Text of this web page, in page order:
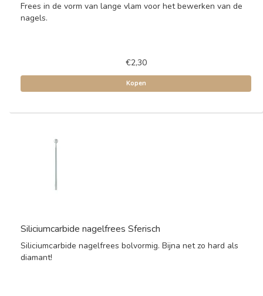
Frees in de vorm van lange vlam voor het bewerken van de
nagels.
€2,30
Kopen
Siliciumcarbide nagelfrees Sferisch
Siliciumcarbide nagelfrees bolvormig. Bijna net zo hard als
diamant!